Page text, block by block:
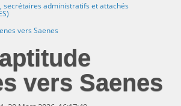
secrétaires administratifs et attachés
vers Saenes
vers Saenes